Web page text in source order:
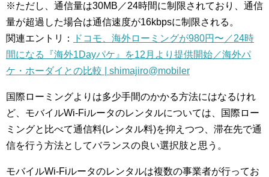
※ただし、通信量は30MB／24時間に制限されており、通信
量が超過した場合は通信速度が16kbpsに制限される。
関連エントリ：
ドコモ、海外ローミングが980円〜／24時
間になる『海外1Dayパケ』を12月より提供開始／海外パ
ケ・ホーダイとの比較 | shimajiro@mobiler
国際ローミングよりは多少手間のかかる方法にはなるけれ
ど、モバイルWi-Fiルータのレンタルについては、国際ロー
ミングと比べて通信料(レンタル料)を抑えつつ、滞在先で通
信を行う方法としてバランスの良い選択肢と思う。
モバイルWi-Fiルータのレンタルは複数の事業者が行ってお